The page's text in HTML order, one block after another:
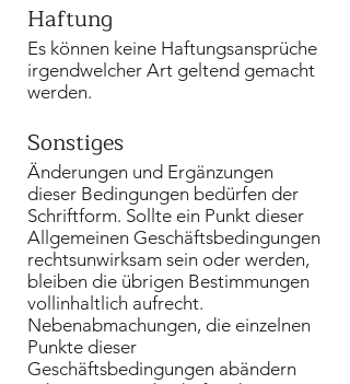
Haftung
Es können keine Haftungsansprüche
irgendwelcher Art geltend gemacht
werden.
Sonstiges
Änderungen und Ergänzungen
dieser Bedingungen bedürfen der
Schriftform. Sollte ein Punkt dieser
Allgemeinen Geschäftsbedingungen
rechtsunwirksam sein oder werden,
bleiben die übrigen Bestimmungen
vollinhaltlich aufrecht.
Nebenabmachungen, die einzelnen
Punkte dieser
Geschäftsbedingungen abändern